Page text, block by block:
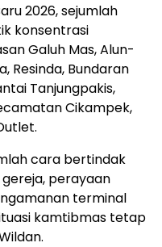
2026, sejumlah
konsentrasi
Galuh Mas, Alun-
Resinda, Bundaran
Tanjungpakis,
Cikampek,
cara bertindak
perayaan
terminal
kamtibmas tetap